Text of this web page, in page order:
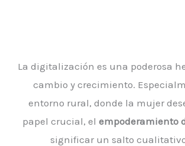
La digitalización es una poderosa
cambio y crecimiento.
entorno rural, donde la mujer
papel crucial, el empoderamiento
significar un salto